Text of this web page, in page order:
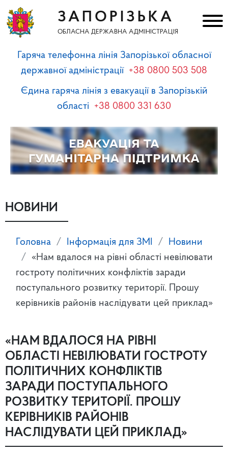
ЗАПОРІЗЬКА
ОБЛАСНА ДЕРЖАВНА АДМІНІСТРАЦІЯ
Гаряча телефонна лінія Запорізької обласної
державної адміністрації +38 0800 503 508
Єдина гаряча лінія з евакуації в Запорізькій
області +38 0800 331 630
НОВИНИ
Головна Інформація для ЗМІ
Новини
«Нам вдалося на рівні області невілювати
гостроту політичних конфліктів заради
поступального розвитку території. Прошу
керівників районів наслідувати цей приклад»
«НАМ ВДАЛОСЯ НА РІВНІ
ОБЛАСТІ НЕВІЛЮВАТИ ГОСТРОТУ
ПОЛІТИЧНИХ КОНФЛІКТІВ
ЗАРАДИ ПОСТУПАЛЬНОГО
РОЗВИТКУ ТЕРИТОРІЇ. ПРОШУ
КЕРІВНИКІВ РАЙОНІВ
НАСЛІДУВАТИ ЦЕЙ ПРИКЛАД»